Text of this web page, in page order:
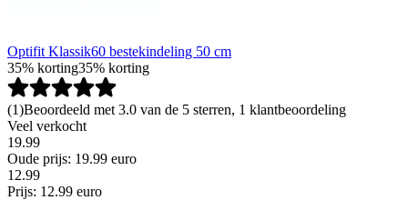
Optifit Klassik60 bestekindeling 50 cm
35% korting35% korting
(1)Beoordeeld met 3.0 van de 5 sterren, 1 klantbeoordeling
Veel verkocht
19.99
Oude prijs: 19.99 euro
12.99
Prijs: 12.99 euro